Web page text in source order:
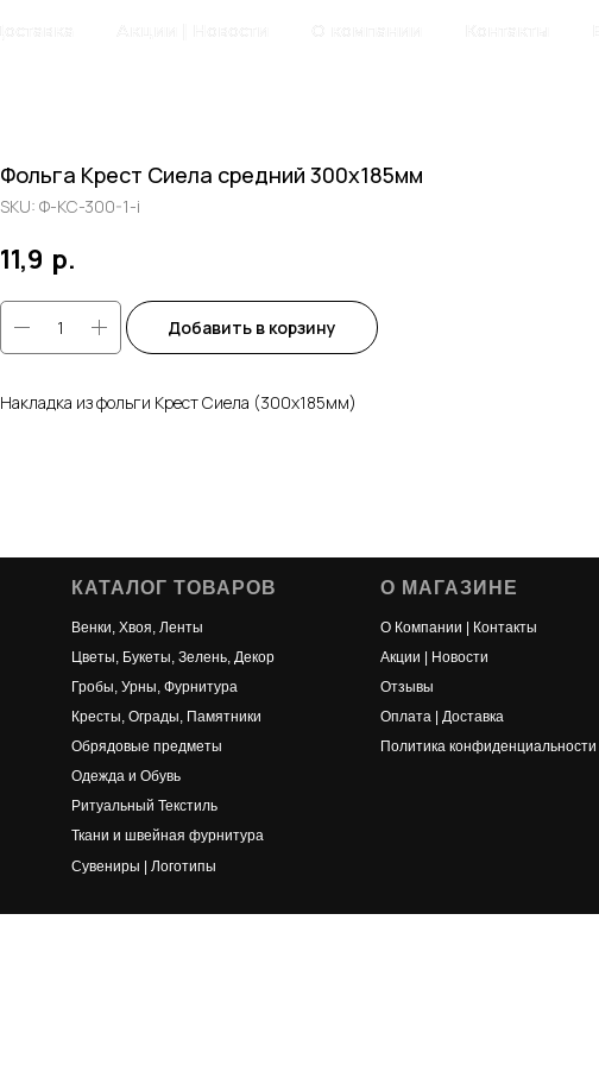
Фольга Крест Сиела средний 300х185мм
SKU: Ф-КС-300-1-i
11,9 р.
Добавить в корзину
Накладка из фольги Крест Сиела (300х185мм)
КАТАЛОГ ТОВАРОВ О МАГАЗИНЕ
Венки, Хвоя, Ленты
Цветы, Букеты, Зелень, Декор
Гробы, Урны, Фурнитура
Кресты, Ограды, Памятники
Обрядовые предметы
Одежда и Обувь
Ритуальный Текстиль
Ткани и швейная фурнитура
Сувениры | Логотипы
О Компании | Контакты
Политика конфиденциальности
Акции | Новости
Отзывы
Оплата | Доставка